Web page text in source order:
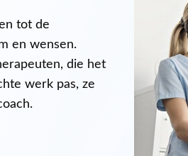
tot de
en wensen.
die het
werk pas, ze